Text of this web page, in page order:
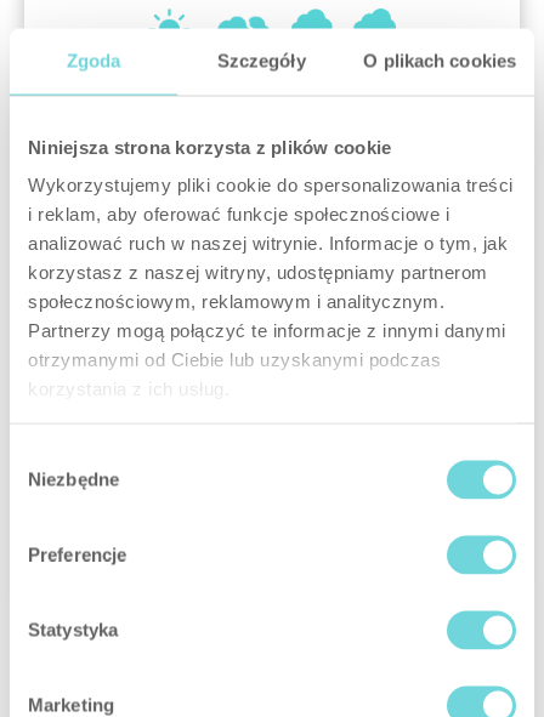
Zgoda Szczegóły O plikach cookies
Niniejsza strona korzysta z plików cookie
Wykorzystujemy pliki cookie do spersonalizowania treści
i reklam, aby oferować funkcje społecznościowe i
analizować ruch w naszej witrynie. Informacje o tym, jak
korzystasz z naszej witryny, udostępniamy partnerom
społecznościowym, reklamowym i analitycznym.
Partnerzy mogą połączyć te informacje z innymi danymi
otrzymanymi od Ciebie lub uzyskanymi podczas
korzystania z ich usług.
zgody
Niezbędne
Preferencje
Statystyka
Marketing
Žádné obavy z drsných
podmínek
Kryt Outdoor Siren je vyroben z vysoce odolného
plastu, díky čemuž je vysoce odolný proti
pokusům o vyřazení sirény z provozu a
vandalským činům.
Vnitřek zařízení je ošetřen speciální pryskyřicí,
která účinně chrání elektroniku před
povětrnostními vlivy . Samotný kryt je vyroben v
souladu se směrnicemi třídy IP X4. Takové řešení
Outdoor Siren je neuvěřitelně robustní zařízení.